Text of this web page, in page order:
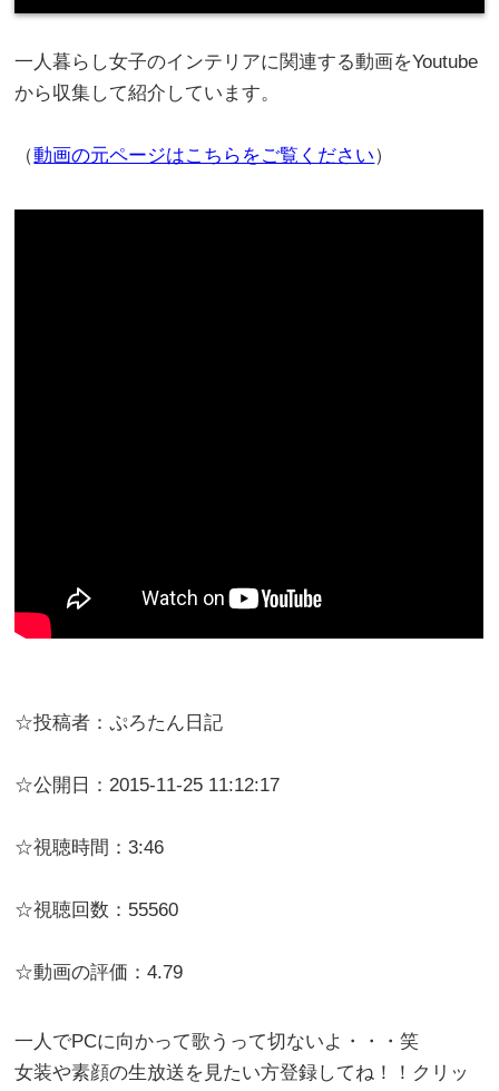
一人暮らし女子のインテリアに関連する動画をYoutube
から収集して紹介しています。
（動画の元ページはこちらをご覧ください）
☆投稿者：ぷろたん日記
☆公開日：2015-11-25 11:12:17
☆視聴時間：3:46
☆視聴回数：55560
☆動画の評価：4.79
一人でPCに向かって歌うって切ないよ・・・笑
女装や素顔の生放送を見たい方登録してね！！クリッ